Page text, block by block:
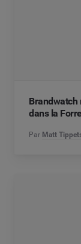
Brandwatch
dans la
Par Matt